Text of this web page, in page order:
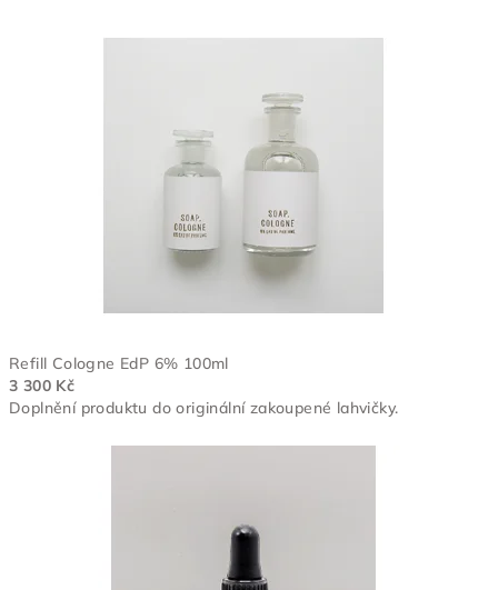
Refill Cologne EdP 6% 100ml
3 300 Kč
Doplnění produktu do originální zakoupené lahvičky.